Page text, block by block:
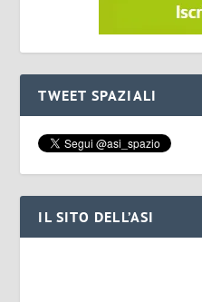
TWEET SPAZIALI
IL SITO DELL’ASI